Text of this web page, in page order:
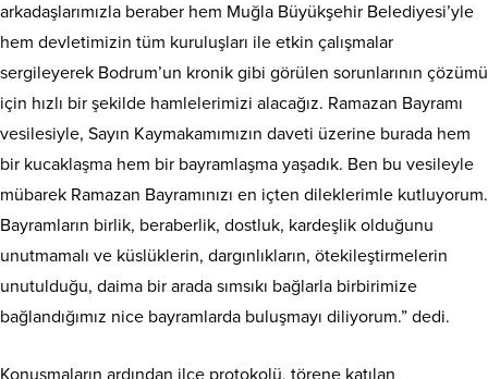
arkadaşlarımızla beraber hem Muğla Büyükşehir Belediyesi’yle
hem devletimizin tüm kuruluşları ile etkin çalışmalar
sergileyerek Bodrum’un kronik gibi görülen sorunlarının çözümü
için hızlı bir şekilde hamlelerimizi alacağız. Ramazan Bayramı
vesilesiyle, Sayın Kaymakamımızın daveti üzerine burada hem
bir kucaklaşma hem bir bayramlaşma yaşadık. Ben bu vesileyle
mübarek Ramazan Bayramınızı en içten dileklerimle kutluyorum.
Bayramların birlik, beraberlik, dostluk, kardeşlik olduğunu
unutmamalı ve küslüklerin, dargınlıkların, ötekileştirmelerin
unutulduğu, daima bir arada sımsıkı bağlarla birbirimize
bağlandığımız nice bayramlarda buluşmayı diliyorum.” dedi.